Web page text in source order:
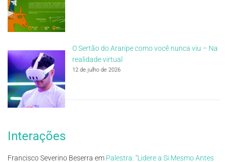
O Sertão do Araripe como você nunca viu – Na
realidade virtual
12 de julho de 2026
Interações
Francisco Severino Beserra em Palestra: “Lidere a Si Mesmo Antes